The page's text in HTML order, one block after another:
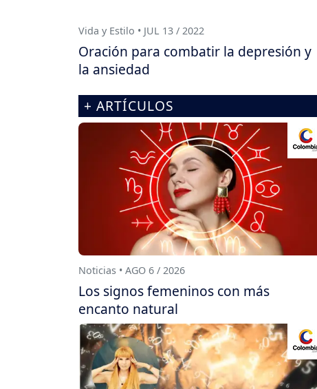
Vida y Estilo • JUL 13 / 2022
Oración para combatir la depresión y
la ansiedad
+ ARTÍCULOS
Noticias • AGO 6 / 2026
Los signos femeninos con más
encanto natural